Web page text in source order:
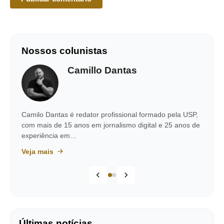
Nossos colunistas
Camillo Dantas
Camilo Dantas é redator profissional formado pela USP,
com mais de 15 anos em jornalismo digital e 25 anos de
experiência em…
Veja mais